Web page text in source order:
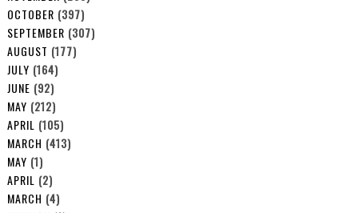
OCTOBER (397)
SEPTEMBER (307)
AUGUST (177)
JULY (164)
JUNE (92)
MAY (212)
APRIL (105)
MARCH (413)
MAY (1)
APRIL (2)
MARCH (4)